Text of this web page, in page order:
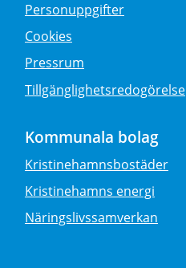
Personuppgifter
Cookies
Pressrum
Tillgänglighetsredogörelse
Kommunala bolag
Kristinehamnsbostäder
Kristinehamns energi
Näringslivssamverkan